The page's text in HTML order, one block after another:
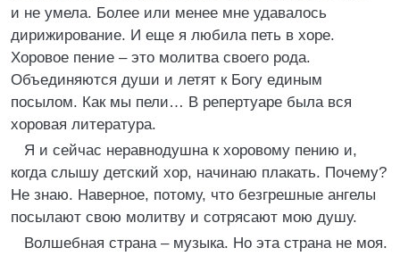
и не умела. Более или менее мне удавалось
дирижирование. И еще я любила петь в хоре.
Хоровое пение – это молитва своего рода.
Объединяются души и летят к Богу единым
посылом. Как мы пели… В репертуаре была вся
хоровая литература.
Я и сейчас неравнодушна к хоровому пению и,
когда слышу детский хор, начинаю плакать. Почему?
Не знаю. Наверное, потому, что безгрешные ангелы
посылают свою молитву и сотрясают мою душу.
Волшебная страна – музыка. Но эта страна не моя.